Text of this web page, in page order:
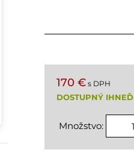
170 € s DPH
DOSTUPNÝ IHNEĎ
Množstvo: